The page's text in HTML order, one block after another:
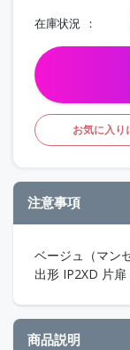
在庫状況
お気に入り
注意事項
ベージュ（マン
出形 IP2XD 片
商品説明